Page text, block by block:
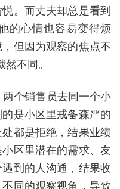
。而丈夫却总是看到
的心情也容易变得烦
但因为观察的焦点不
然不同。
两个销售员去同一个小
是小区里戒备森严的
都是拒绝，结果业绩
区里潜在的需求、友
到的人沟通，结果收
同的观察视角，导致